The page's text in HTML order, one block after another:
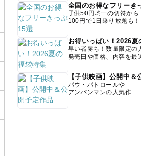
全国のお得なフリーき
子供50円均一の切符から
100円で1日乗り放題も！
お得いっぱい！2026夏
早い者勝ち！数量限定の
発売日や価格、内容を最
【子供映画】公開中＆
パウ・パトロールや
アンパンマンの人気作